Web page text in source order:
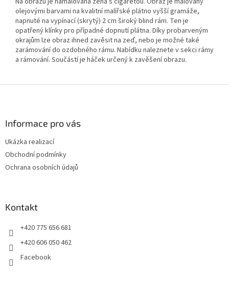
olejovými barvami na kvalitní malířské plátno vyšší gramáže,
napnuté na vypínací (skrytý) 2 cm široký blind rám. Ten je
opatřený klínky pro případné dopnutí plátna. Díky probarveným
okrajům lze obraz ihned zavěsit na zeď, nebo je možné také
zarámování do ozdobného rámu. Nabídku naleznete v sekci rámy
a rámování. Součástí je háček určený k zavěšení obrazu.
Informace pro vás
Ukázka realizací
Obchodní podmínky
Ochrana osobních údajů
Kontakt
+420 775 656 681
+420 606 050 462
Facebook